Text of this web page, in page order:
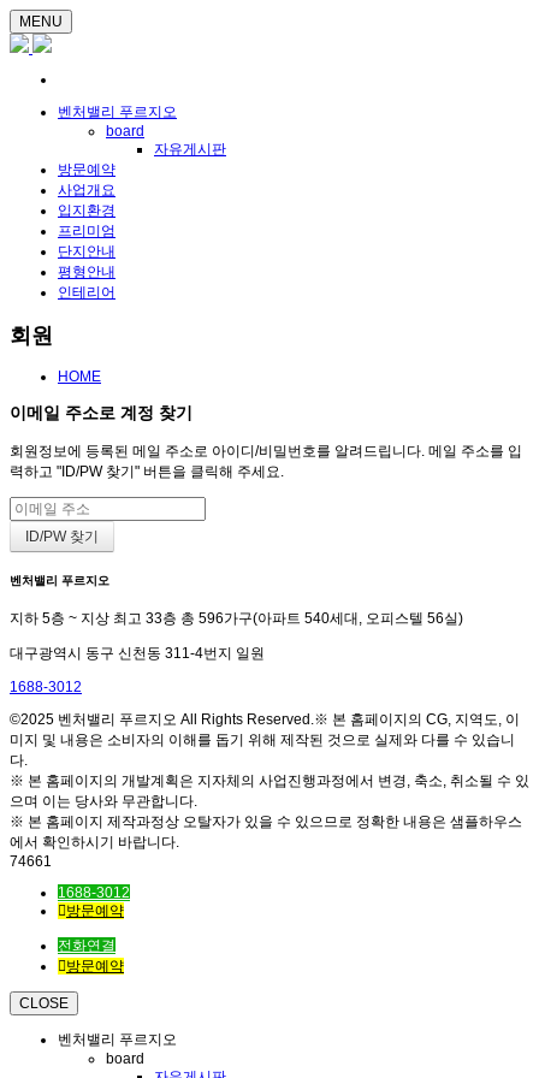
MENU
벤처밸리 푸르지오
board
자유게시판
방문예약
사업개요
입지환경
프리미엄
단지안내
평형안내
인테리어
회원
HOME
이메일 주소로 계정 찾기
회원정보에 등록된 메일 주소로 아이디/비밀번호를 알려드립니다. 메일 주소를 입
력하고 "ID/PW 찾기" 버튼을 클릭해 주세요.
벤처밸리 푸르지오
지하 5층 ~ 지상 최고 33층 총 596가구(아파트 540세대, 오피스텔 56실)
대구광역시 동구 신천동 311-4번지 일원
1688-3012
©2025 벤처밸리 푸르지오 All Rights Reserved.※ 본 홈페이지의 CG, 지역도, 이
미지 및 내용은 소비자의 이해를 돕기 위해 제작된 것으로 실제와 다를 수 있습니
다.
※ 본 홈페이지의 개발계획은 지자체의 사업진행과정에서 변경, 축소, 취소될 수 있
으며 이는 당사와 무관합니다.
※ 본 홈페이지 제작과정상 오탈자가 있을 수 있으므로 정확한 내용은 샘플하우스
에서 확인하시기 바랍니다.
74661
1688-3012
방문예약
전화연결
방문예약
CLOSE
벤처밸리 푸르지오
board